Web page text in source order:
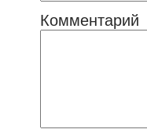
Комментарий